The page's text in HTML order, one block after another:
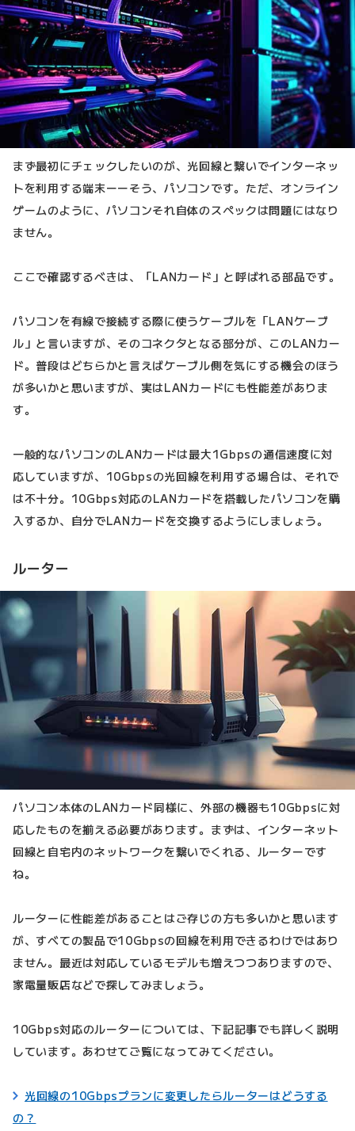
まず最初にチェックしたいのが、光回線と繋いでインターネッ
トを利用する端末ーーそう、パソコンです。ただ、オンライン
ゲームのように、パソコンそれ自体のスペックは問題にはなり
ません。
ここで確認するべきは、「LANカード」と呼ばれる部品です。
パソコンを有線で接続する際に使うケーブルを「LANケーブ
ル」と言いますが、そのコネクタとなる部分が、このLANカー
ド。普段はどちらかと言えばケーブル側を気にする機会のほう
が多いかと思いますが、実はLANカードにも性能差がありま
す。
一般的なパソコンのLANカードは最大1Gbpsの通信速度に対
応していますが、10Gbpsの光回線を利用する場合は、それで
は不十分。10Gbps対応のLANカードを搭載したパソコンを購
入するか、自分でLANカードを交換するようにしましょう。
ルーター
パソコン本体のLANカード同様に、外部の機器も10Gbpsに対
応したものを揃える必要があります。まずは、インターネット
回線と自宅内のネットワークを繋いでくれる、ルーターです
ね。
ルーターに性能差があることはご存じの方も多いかと思います
が、すべての製品で10Gbpsの回線を利用できるわけではあり
ません。最近は対応しているモデルも増えつつありますので、
家電量販店などで探してみましょう。
10Gbps対応のルーターについては、下記記事でも詳しく説明
しています。あわせてご覧になってみてください。
光回線の10Gbpsプランに変更したらルーターはどうする
の？